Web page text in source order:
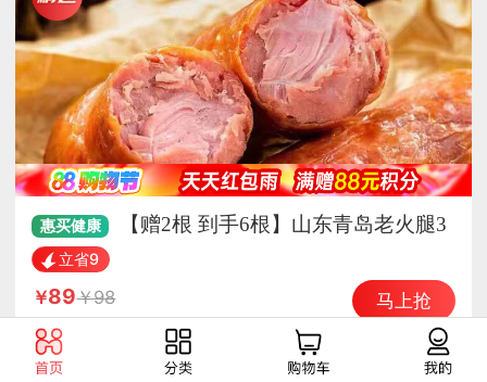
惠买健康
【赠2根 到手6根】山东青岛老火腿3
00g/根*4根
立省9
89 98 马上抢